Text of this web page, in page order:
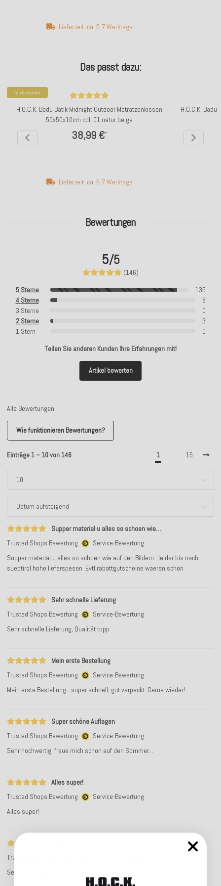
Bewertungen
5/5
(146)
5 Sterne
135
4 Sterne
8
3 Sterne
0
2 Sterne
3
1 Stern
0
Teilen Sie anderen Kunden Ihre Erfahrungen mit!
Artikel bewerten
Alle Bewertungen:
Wie funktionieren Bewertungen?
Einträge 1 – 10 von 146 1 … 15
Supper material u alles so schoen wie…
Trusted Shops Bewertung
Service-Bewertung
Supper material u alles so schoen wie auf den Bildern...leider bis nach
suedtirol hohe lieferspesen. Evtl rabattgutscheine waeren schön
Sehr schnelle Lieferung
Trusted Shops Bewertung
Service-Bewertung
Sehr schnelle Lieferung, Qualität topp
Mein erste Bestellung
Trusted Shops Bewertung
Service-Bewertung
Mein erste Bestellung - super schnell, gut verpackt. Gerne wieder!
Super schöne Auflagen
Trusted Shops Bewertung
Service-Bewertung
Sehr hochwertig, freue mich schon auf den Sommer...
Alles super!
Trusted Shops Bewertung
Service-Bewertung
Alles super!
Trusted Shops Bewertung
Sehr schöne kissen, sehr perfekte Bestellung!
Lieferzeit: ca. 5-7 Werktage
Das passt dazu:
Top bewertet
H.O.C.K. Badu Batik Midnight Outdoor Matratzenkissen
50x50x10cm col. 01 natur beige
38,99 €*
Lieferzeit: ca. 5-7 Werktage
H.O.C.K.